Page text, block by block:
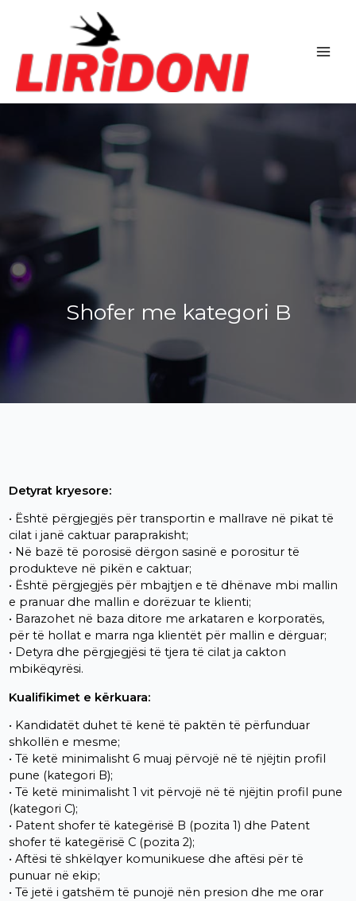
Shofer me kategori B
Detyrat kryesore:
• Është përgjegjës për transportin e mallrave në pikat të
cilat i janë caktuar paraprakisht;
• Në bazë të porosisë dërgon sasinë e porositur të
produkteve në pikën e caktuar;
• Është përgjegjës për mbajtjen e të dhënave mbi mallin
e pranuar dhe mallin e dorëzuar te klienti;
• Barazohet në baza ditore me arkataren e korporatës,
për të hollat e marra nga klientët për mallin e dërguar;
• Detyra dhe përgjegjësi të tjera të cilat ja cakton
mbikëqyrësi.
Kualifikimet e kërkuara:
• Kandidatët duhet të kenë të paktën të përfunduar
shkollën e mesme;
• Të ketë minimalisht 6 muaj përvojë në të njëjtin profil
pune (kategori B);
• Të ketë minimalisht 1 vit përvojë në të njëjtin profil pune
(kategori C);
• Patent shofer të kategërisë B (pozita 1) dhe Patent
shofer të kategërisë C (pozita 2);
• Aftësi të shkëlqyer komunikuese dhe aftësi për të
punuar në ekip;
• Të jetë i gatshëm të punojë nën presion dhe me orar